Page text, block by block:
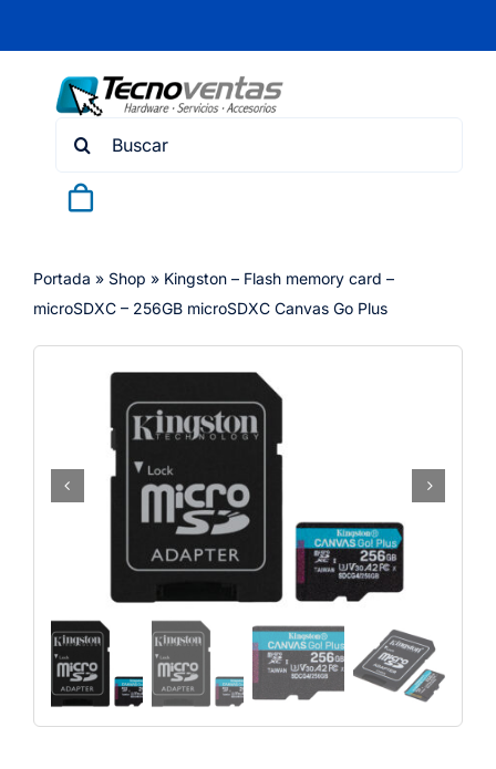
content
Search
Portada » Shop » Kingston – Flash memory card –
microSDXC – 256GB microSDXC Canvas Go Plus